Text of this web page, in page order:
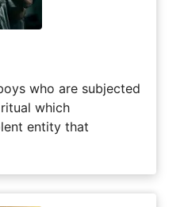
who are subjected
which
entity that